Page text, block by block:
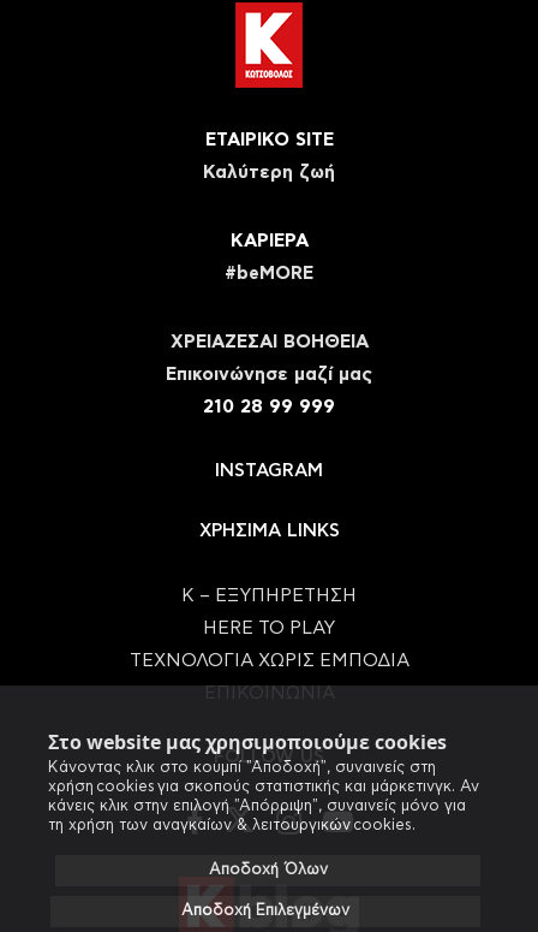
Στο website μας χρησιμοποιούμε cookies
Κάνοντας κλικ στο κουμπί "Αποδοχή", συναινείς στη
χρήση cookies για σκοπούς στατιστικής και μάρκετινγκ. Αν
κάνεις κλικ στην επιλογή "Απόρριψη", συναινείς μόνο για
τη χρήση των αναγκαίων & λειτουργικών cookies.
Αποδοχή Όλων
Αποδοχή Επιλεγμένων
ΕΤΑΙΡΙΚΟ SITE
Καλύτερη ζωή
ΚΑΡΙΕΡΑ
#beMORE
ΧΡΕΙΑΖΕΣΑΙ ΒΟΗΘΕΙΑ
Eπικοινώνησε μαζί μας
210 28 99 999
INSTAGRAM
ΧΡΗΣΙΜΑ LINKS
Κ – ΕΞΥΠΗΡΕΤΗΣΗ
HERE TO PLAY
ΤΕΧΝΟΛΟΓΙΑ ΧΩΡΙΣ ΕΜΠΟΔΙΑ
FOLLOW US